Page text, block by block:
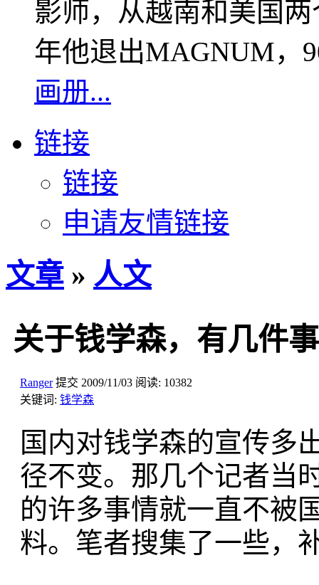
影师，从越南和美国
年他退出MAGNUM，
画册...
链接
链接
申请友情链接
文章 » 人文
关于钱学森，有几件
Ranger 提交 2009/11/03 阅读: 10382
关键词: 钱学森
国内对钱学森的宣传多
径不变。那几个记者当
的许多事情就一直不被
料。笔者搜集了一些，